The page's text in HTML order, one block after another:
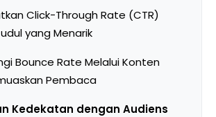
Click-Through Rate (CTR)
yang Menarik
Bounce Rate Melalui Konten
Pembaca
Kedekatan dengan Audiens